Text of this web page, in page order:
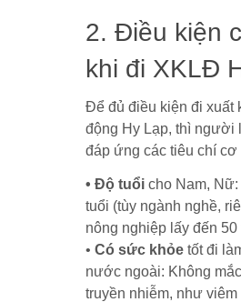
2. Điều kiện
khi đi XKLĐ
Để đủ điều kiện đi xuất
động Hy Lạp, thì người
đáp ứng các tiêu chí cơ
• Độ tuổi cho Nam,
tuổi (tùy ngành nghề,
nông nghiệp lấy đến 50
• Có sức khỏe tốt đi
nước ngoài: Không
truyền nhiễm, như viêm